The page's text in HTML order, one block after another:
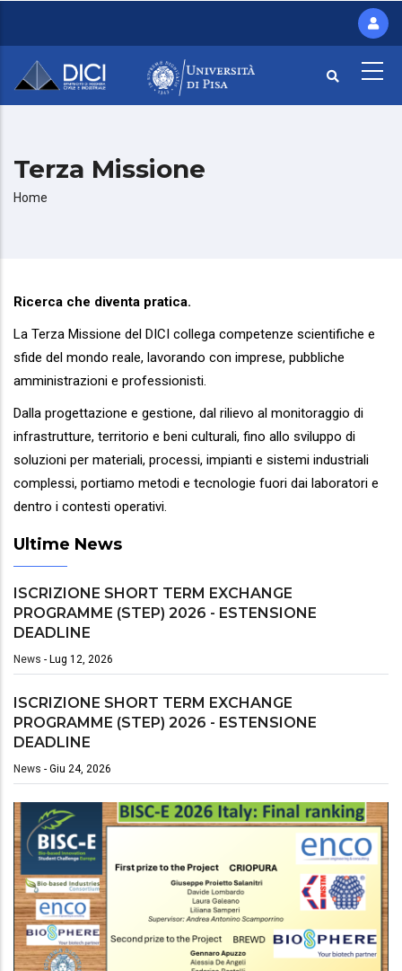
contenuto
principale
Terza Missione
Briciole
Home
Ricerca che diventa pratica.
La Terza Missione del DICI collega competenze scientifiche e
sfide del mondo reale, lavorando con imprese, pubbliche
amministrazioni e professionisti.
Dalla progettazione e gestione, dal rilievo al monitoraggio di
infrastrutture, territorio e beni culturali, fino allo sviluppo di
soluzioni per materiali, processi, impianti e sistemi industriali
complessi, portiamo metodi e tecnologie fuori dai laboratori e
dentro i contesti operativi.
Ultime News
ISCRIZIONE SHORT TERM EXCHANGE
PROGRAMME (STEP) 2026 - ESTENSIONE
DEADLINE
News - Lug 12, 2026
ISCRIZIONE SHORT TERM EXCHANGE
PROGRAMME (STEP) 2026 - ESTENSIONE
DEADLINE
News - Giu 24, 2026